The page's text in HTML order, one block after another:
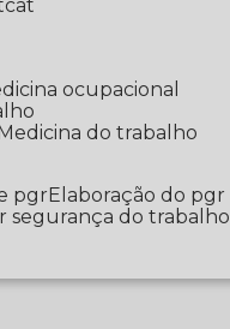
ocupacional
Medicina do trabalho
pgr
Elaboração do pgr
segurança do trabalho